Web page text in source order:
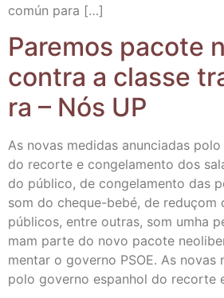
común para […]
Pare­mos paco­te
con­tra a clas­se
ra – Nós UP
As novas medi­das anun­cia­das
do recor­te e con­ge­la­men­to dos
do públi­co, de con­ge­la­men­to das
som do che­­que-bebé, de reduçom
públi­cos, entre outras, som umha
mam par­te do novo paco­te
men­tar o governo PSOE. As novas
polo governo espanhol do recor­te